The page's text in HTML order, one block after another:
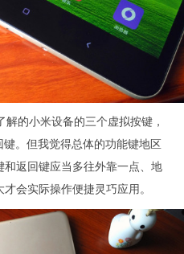
的小米设备的三个虚拟按键，
。但我觉得总体的功能键地区
返回键应当多往外靠一点、地
会实际操作便捷灵巧应用。